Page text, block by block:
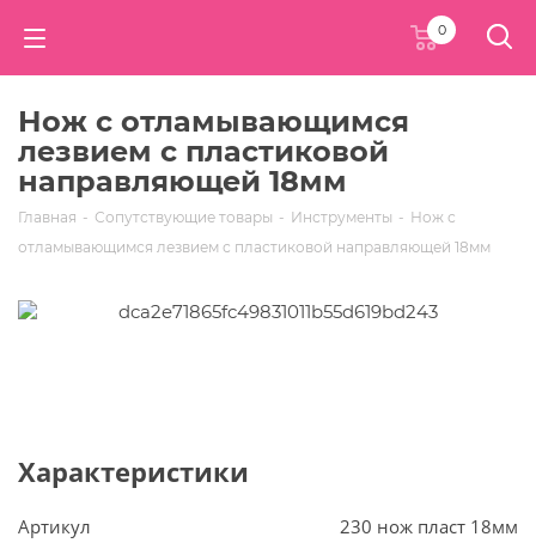
0
Нож с отламывающимся
лезвием с пластиковой
направляющей 18мм
Главная - Сопутствующие товары - Инструменты - Нож с
отламывающимся лезвием с пластиковой направляющей 18мм
Характеристики
Артикул
230 нож пласт 18мм